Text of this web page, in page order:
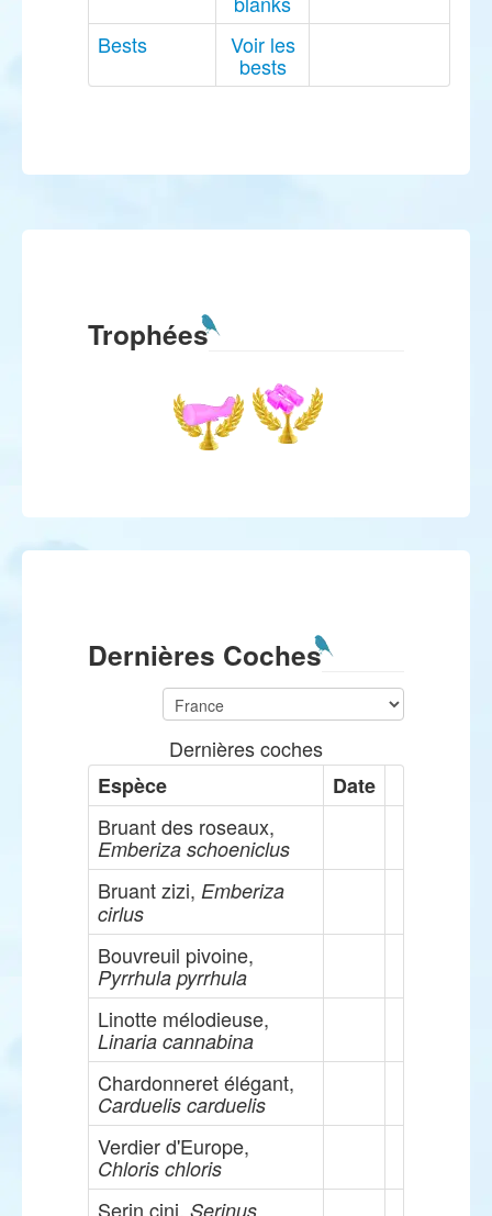
Bests
Voir les
bests
Trophées
Dernières Coches
Dernières coches
Espèce
Date
Bruant des roseaux,
Emberiza schoeniclus
Bruant zizi, Emberiza
cirlus
Bouvreuil pivoine,
Pyrrhula pyrrhula
Linotte mélodieuse,
Linaria cannabina
Chardonneret élégant,
Carduelis carduelis
Verdier d'Europe,
Chloris chloris
Serin cini, Serinus